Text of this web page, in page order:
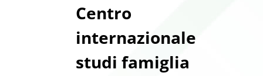
Centro
internazionale
studi famiglia